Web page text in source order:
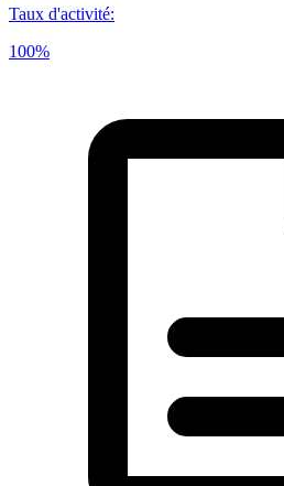
Taux d'activité:
100%